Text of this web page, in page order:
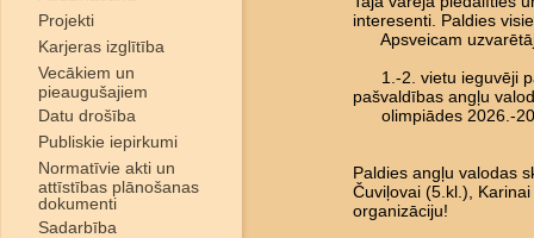
Projekti
Karjeras izglītība
Vecākiem un
pieaugušajiem
Datu drošība
Publiskie iepirkumi
Normatīvie akti un
attīstības plānošanas
dokumenti
Sadarbība
interesenti. Paldies
Apsveicam
1.-2. vietu ieguvēji
pašvaldības angļu
olimpiādes 2026.-
Paldies angļu valodas
Čuviļovai (5.kl.),
organizāciju!